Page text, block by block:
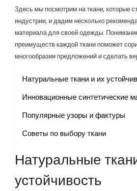
Здесь мы посмотрим на ткани, которые
индустрии, и дадим несколько
материала для своей одежды.
преимуществ каждой ткани поможет
многообразии предложений и сделать
Натуральные ткани и их
Инновационные синтетические
Популярные узоры и фактуры
Советы по выбору ткани
Натуральные
устойчивость